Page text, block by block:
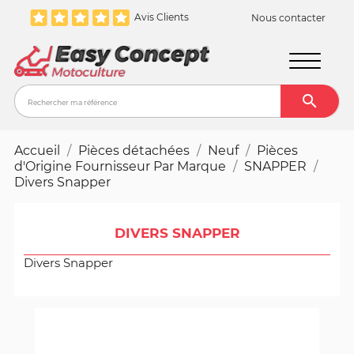
Avis Clients Nous contacter

Accueil Pièces détachées Neuf
Pièces
d'Origine Fournisseur Par Marque
SNAPPER
Divers Snapper
DIVERS SNAPPER
Divers Snapper